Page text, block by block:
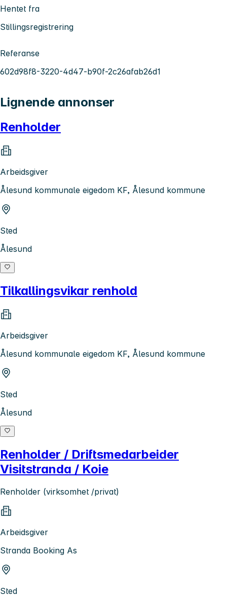
Hentet fra
Stillingsregistrering
Referanse
602d98f8-3220-4d47-b90f-2c26afab26d1
Lignende annonser
Renholder
Arbeidsgiver
Ålesund kommunale eigedom KF, Ålesund kommune
Sted
Ålesund
Tilkallingsvikar renhold
Arbeidsgiver
Ålesund kommunale eigedom KF, Ålesund kommune
Sted
Ålesund
Renholder / Driftsmedarbeider
Visitstranda / Koie
Renholder (virksomhet /privat)
Arbeidsgiver
Stranda Booking As
Sted